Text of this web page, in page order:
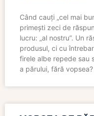
Când cauți „cel mai
primești zeci de
lucru: „al nostru”. Un
produsul, ci cu
firele albe repede sau
a părului, fără